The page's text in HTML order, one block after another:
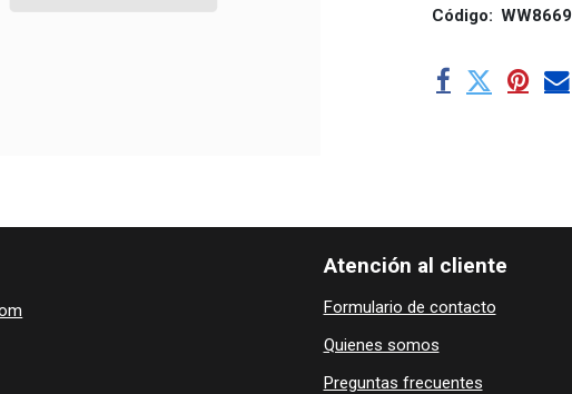
Código: WW8669
Atención al cliente
Formulario de contacto
Quienes ​som​​​os
Preguntas frecuentes